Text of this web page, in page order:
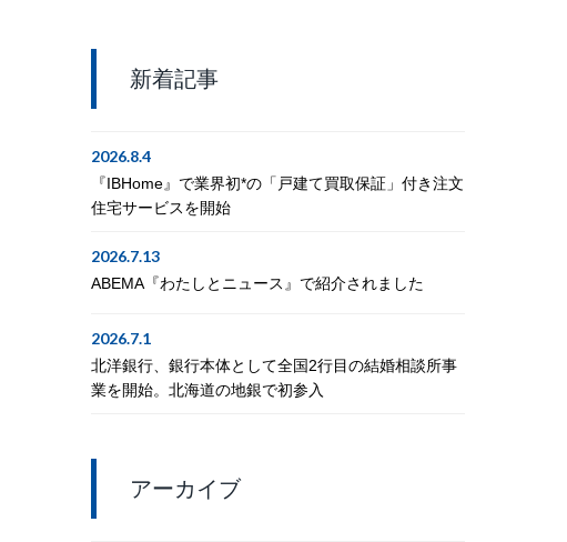
新着記事
2026.8.4
『IBHome』で業界初*の「戸建て買取保証」付き注文
住宅サービスを開始
2026.7.13
ABEMA『わたしとニュース』で紹介されました
2026.7.1
北洋銀行、銀行本体として全国2行目の結婚相談所事
業を開始。北海道の地銀で初参入
アーカイブ